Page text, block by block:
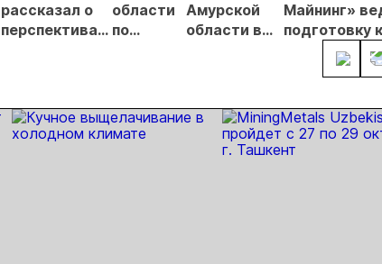
рассказал о
перспективах
области
области
по
добыли
2819,6 кг
Амурской
области в
увеличилась
в 1,4 раза
Майнинг» ведет
подготовку к
освоению
Амурской
области